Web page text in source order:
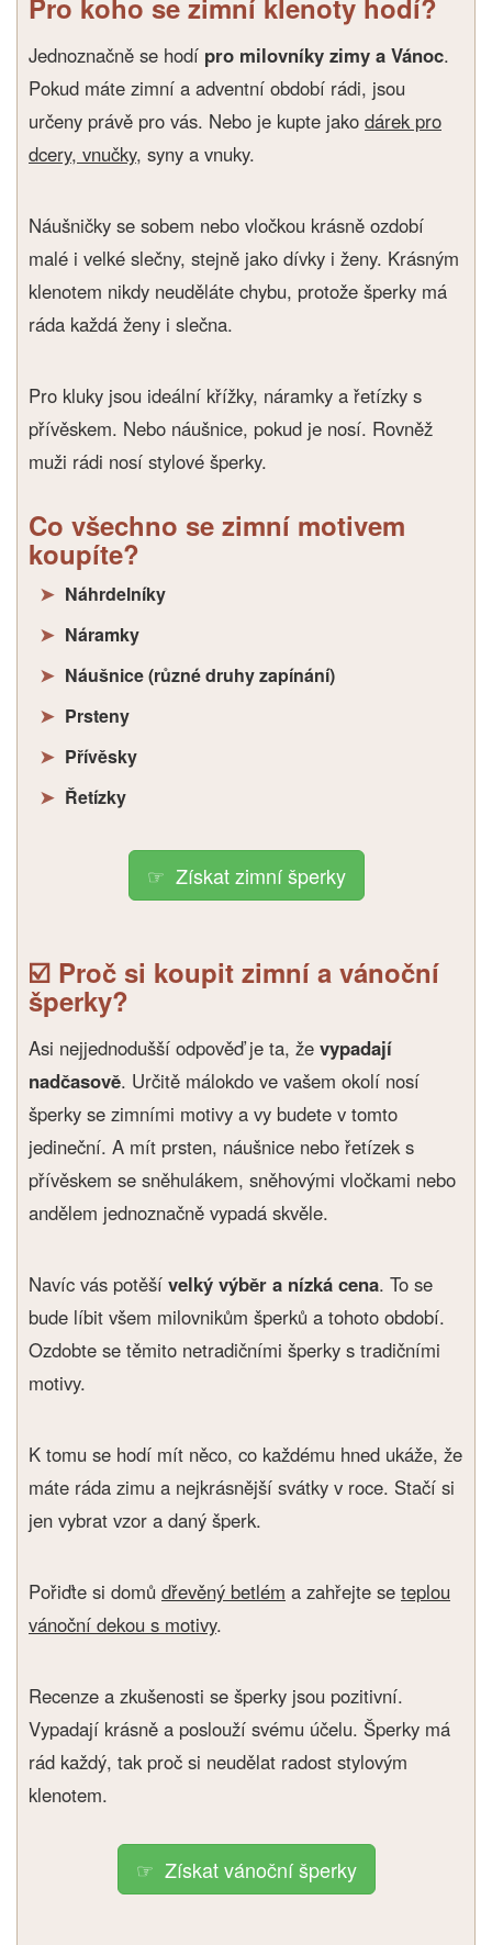
Jednoznačně se hodí pro milovníky zimy a Vánoc.
Pokud máte zimní a adventní období rádi, jsou
určeny právě pro vás. Nebo je kupte jako dárek pro
dcery, vnučky, syny a vnuky.
Náušničky se sobem nebo vločkou krásně ozdobí
malé i velké slečny, stejně jako dívky i ženy. Krásným
klenotem nikdy neuděláte chybu, protože šperky má
ráda každá ženy i slečna.
Pro kluky jsou ideální křížky, náramky a řetízky s
přívěskem. Nebo náušnice, pokud je nosí. Rovněž
muži rádi nosí stylové šperky.
Co všechno se zimní motivem
koupíte?
Náhrdelníky
Náramky
Náušnice (různé druhy zapínání)
Prsteny
Přívěsky
Řetízky
Získat zimní šperky
☑️ Proč si koupit zimní a vánoční
šperky?
Asi nejjednodušší odpověď je ta, že vypadají
nadčasově. Určitě málokdo ve vašem okolí nosí
šperky se zimními motivy a vy budete v tomto
jedineční. A mít prsten, náušnice nebo řetízek s
přívěskem se sněhulákem, sněhovými vločkami nebo
andělem jednoznačně vypadá skvěle.
Navíc vás potěší velký výběr a nízká cena. To se
bude líbit všem milovnikům šperků a tohoto období.
Ozdobte se těmito netradičními šperky s tradičními
motivy.
K tomu se hodí mít něco, co každému hned ukáže, že
máte ráda zimu a nejkrásnější svátky v roce. Stačí si
jen vybrat vzor a daný šperk.
Pořiďte si domů dřevěný betlém a zahřejte se teplou
vánoční dekou s motivy.
Recenze a zkušenosti se šperky jsou pozitivní.
Vypadají krásně a poslouží svému účelu. Šperky má
rád každý, tak proč si neudělat radost stylovým
klenotem.
Získat vánoční šperky